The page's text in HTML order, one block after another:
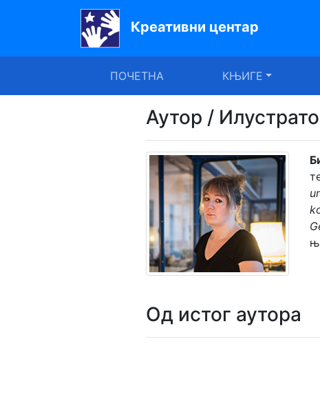
Креативни центар
ПОЧЕТНА КЊИГЕ
Почетна
Аутор /
Од истог аутора